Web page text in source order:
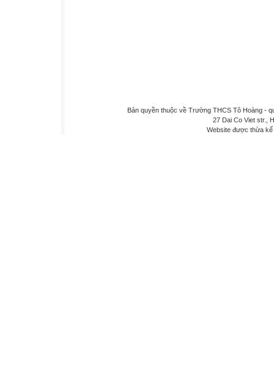
Bản quyền thuộc về Trường THCS Tô Hoàng -
27 Dai Co Viet str.,
Website được thừa